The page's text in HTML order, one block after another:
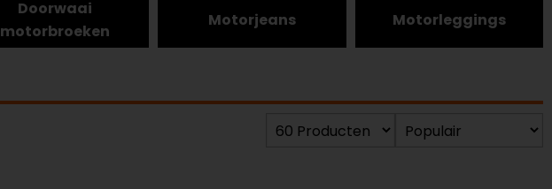
Doorwaai
motorbroeken
Motorjeans Motorleggings